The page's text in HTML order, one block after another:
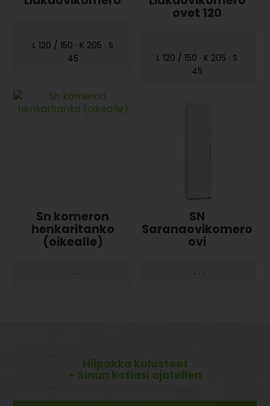
·
L 120 / 150 · K 205 · S
45
ovet 120
·
L 120 / 150 · K 205 · S
45
Sn komeron
henkaritanko
(oikealle)
· · ·
SN
Saranaovikomero
ovi
· · ·
Hiipakka kalusteet
- Sinun kotiasi ajatellen